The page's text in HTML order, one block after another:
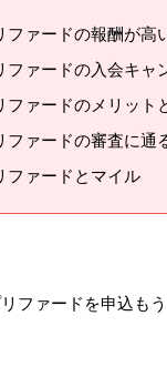
ァードの報酬が高
ァードの入会キャ
ァードのメリット
ァードの審査に通
ファードとマイル
ファードを申込も